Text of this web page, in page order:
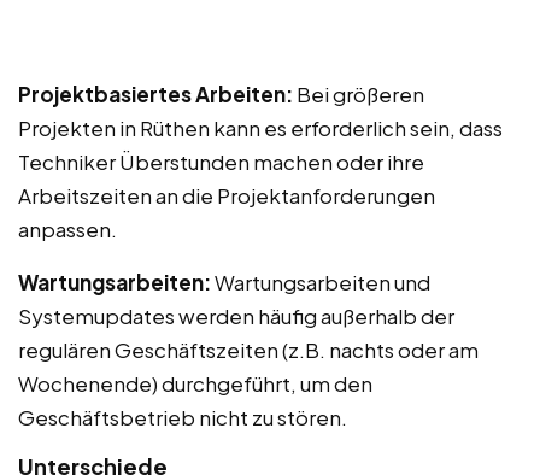
Projektbasiertes Arbeiten: Bei größeren
Projekten in Rüthen kann es erforderlich sein, dass
Techniker Überstunden machen oder ihre
Arbeitszeiten an die Projektanforderungen
anpassen.
Wartungsarbeiten:Wartungsarbeiten und
Systemupdates werden häufig außerhalb der
regulären Geschäftszeiten (z.B. nachts oder am
Wochenende) durchgeführt, um den
Geschäftsbetrieb nicht zu stören.
Unterschiede